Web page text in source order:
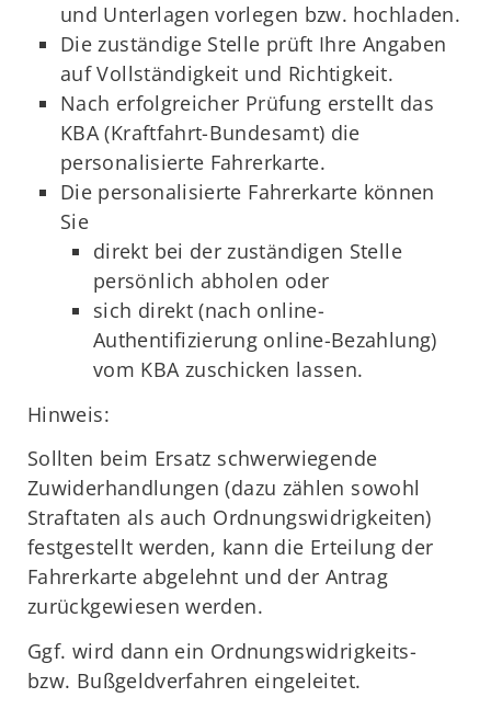
und Unterlagen vorlegen bzw. hochladen.
Die zuständige Stelle prüft Ihre Angaben
auf Vollständigkeit und Richtigkeit.
Nach erfolgreicher Prüfung erstellt das
KBA (Kraftfahrt-Bundesamt) die
personalisierte Fahrerkarte.
Die personalisierte Fahrerkarte können
Sie
direkt bei der zuständigen Stelle
persönlich abholen oder
sich direkt (nach online-
Authentifizierung online-Bezahlung)
vom KBA zuschicken lassen.
Hinweis:
Sollten beim Ersatz schwerwiegende
Zuwiderhandlungen (dazu zählen sowohl
Straftaten als auch Ordnungswidrigkeiten)
festgestellt werden, kann die Erteilung der
Fahrerkarte abgelehnt und der Antrag
zurückgewiesen werden.
Ggf. wird dann ein Ordnungswidrigkeits-
bzw. Bußgeldverfahren eingeleitet.